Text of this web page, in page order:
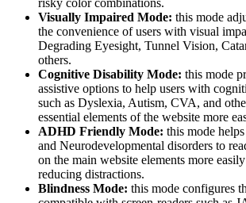
Visually Impaired Mode: this mode
the convenience of users with visual
Degrading Eyesight, Tunnel Vision,
others.
Cognitive Disability Mode: this mode
assistive options to help users with
such as Dyslexia, Autism, CVA, and
essential elements of the website more
ADHD Friendly Mode: this mode
and Neurodevelopmental disorders to
on the main website elements more
reducing distractions.
Blindness Mode: this mode configures